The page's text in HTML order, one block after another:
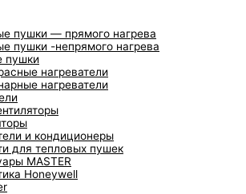
пушки — прямого нагрева
пушки -непрямого нагрева
пушки
нагреватели
нагреватели
и кондиционеры
для тепловых пушек
MASTER
Honeywell